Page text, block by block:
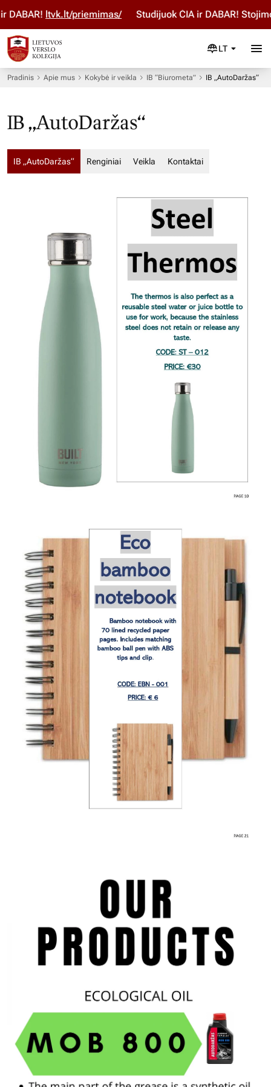
ltvk.lt/priemimas/ Studijuok ČIA ir DABAR! Stojimo
LT
Pradinis Apie mus Kokybė ir veikla IB “Biurometa” IB „AutoDaržas“
IB „AutoDaržas“
IB „AutoDaržas“ Renginiai Veikla Kontaktai